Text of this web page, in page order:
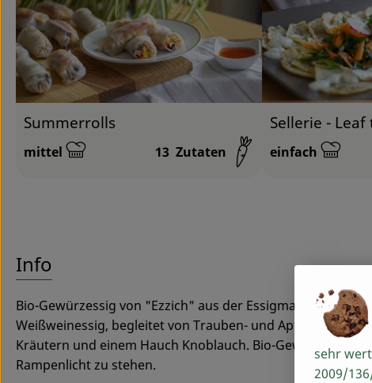
Summerrolls
Schwierigkeit:
mittel 13 Zutaten
Sellerie -
Schwierigkeit:
einfach
Info
Bio-Gewürzessig von "Ezzich" aus der Essigmanufaktur
Weißweinessig, begleitet von Trauben- und Apfelsaft,
Kräutern und einem Hauch Knoblauch. Bio-Gewürzessig
Rampenlicht zu stehen.
sehr
2009/